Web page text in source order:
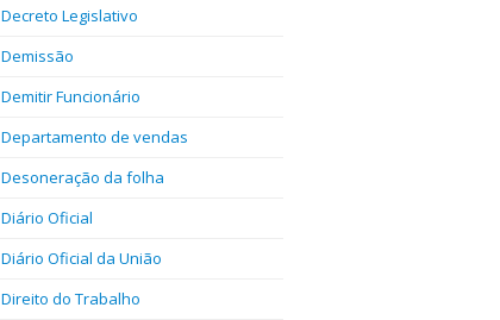
Decreto Legislativo
Demissão
Demitir Funcionário
Departamento de vendas
Desoneração da folha
Diário Oficial
Diário Oficial da União
Direito do Trabalho